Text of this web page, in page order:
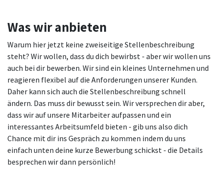
Was wir anbieten
Warum hier jetzt keine zweiseitige Stellenbeschreibung
steht? Wir wollen, dass du dich bewirbst - aber wir wollen uns
auch bei dir bewerben. Wir sind ein kleines Unternehmen und
reagieren flexibel auf die Anforderungen unserer Kunden.
Daher kann sich auch die Stellenbeschreibung schnell
ändern. Das muss dir bewusst sein. Wir versprechen dir aber,
dass wir auf unsere Mitarbeiter aufpassen und ein
interessantes Arbeitsumfeld bieten - gib uns also dich
Chance mit dir ins Gespräch zu kommen indem du uns
einfach unten deine kurze Bewerbung schickst - die Details
besprechen wir dann persönlich!